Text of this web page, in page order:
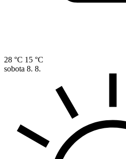
28 °C 15 °C
sobota 8. 8.